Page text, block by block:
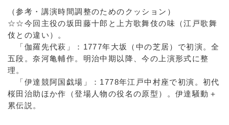
（参考・講演時間調整のためのクッション）
☆☆今回主役の坂田藤十郎と上方歌舞伎の味（江戸歌舞
伎との違い）。
「伽羅先代萩」：1777年大坂（中の芝居）で初演。全
五段。奈河亀輔作。明治中期以降、今の上演形式に整
理。
「伊達競阿国戯場」：1778年江戸中村座で初演。初代
桜田治助ほか作（登場人物の役名の原型）。伊達騒動＋
累伝説。